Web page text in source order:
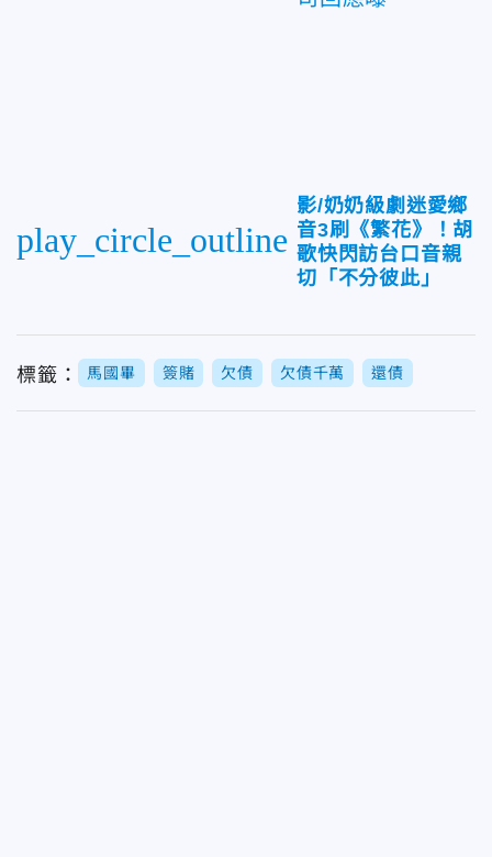
play_circle_outline
影/奶奶級劇迷愛鄉
音3刷《繁花》！胡
歌快閃訪台口音親
切「不分彼此」
標籤： 馬國畢 簽賭 欠債 欠債千萬 還債